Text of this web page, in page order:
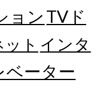
ョン TVド
ト インタ
ベーター